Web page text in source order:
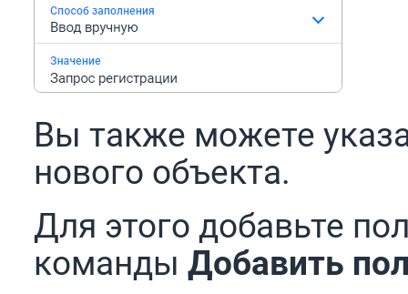
Вы также можете
нового объекта.
Для этого добавьте
команды Добавить